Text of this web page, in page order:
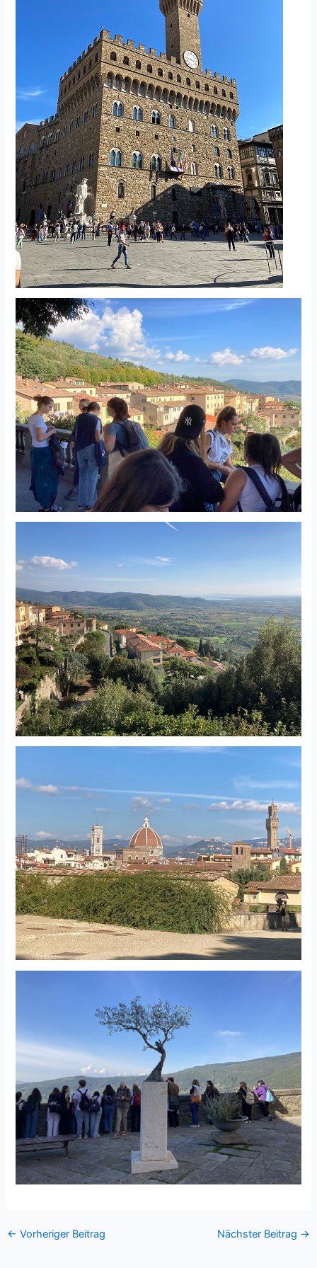
← Vorheriger Beitrag Nächster Beitrag →